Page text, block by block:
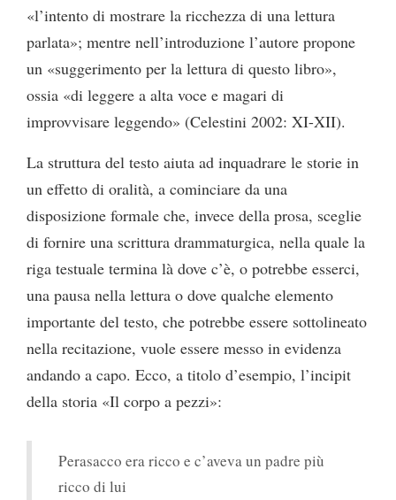
«l’intento di mostrare la ricchezza di una lettura
parlata»; mentre nell’introduzione l’autore propone
un «suggerimento per la lettura di questo libro»,
ossia «di leggere a alta voce e magari di
improvvisare leggendo» (Celestini 2002: XI-XII).
La struttura del testo aiuta ad inquadrare le storie in
un effetto di oralità, a cominciare da una
disposizione formale che, invece della prosa, sceglie
di fornire una scrittura drammaturgica, nella quale la
riga testuale termina là dove c’è, o potrebbe esserci,
una pausa nella lettura o dove qualche elemento
importante del testo, che potrebbe essere sottolineato
nella recitazione, vuole essere messo in evidenza
andando a capo. Ecco, a titolo d’esempio, l’incipit
della storia «Il corpo a pezzi»:
Perasacco era ricco e c’aveva un padre più
ricco di lui